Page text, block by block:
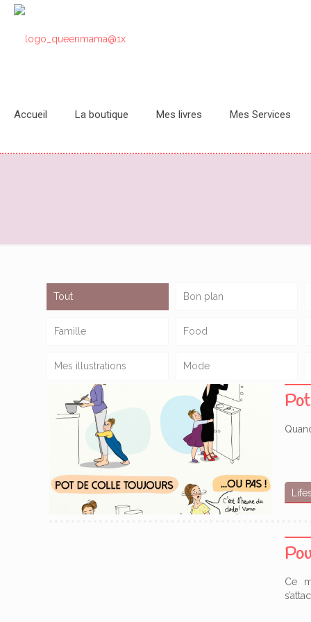
Accueil La boutique Mes livres Mes Services
Tout Bon plan
Famille Food
Mes illustrations Mode
Ce